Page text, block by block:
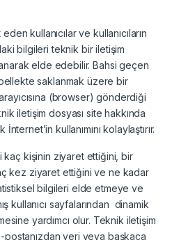
kullanıcılar ve kullanıcıların
bilgileri teknik bir iletişim
elde edebilir. Bahsi geçen
saklanmak üzere bir
(browser) gönderdiği
iletişim dosyası site hakkında
kullanımını kolaylaştırır.
kaç kişinin ziyaret ettiğini, bir
kez ziyaret ettiğini ve ne kadar
bilgileri elde etmeye ve
kullanıcı sayfalarından dinamik
yardımcı olur. Teknik iletişim
veri veya başkaca